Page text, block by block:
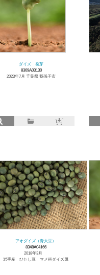
ダイズ 発芽
8369A03130
2023年7月 千葉県 我孫子市
アオダイズ（青大豆）
8348A04166
2018年3月
岩手産 ひたし豆 マメ科ダイズ属